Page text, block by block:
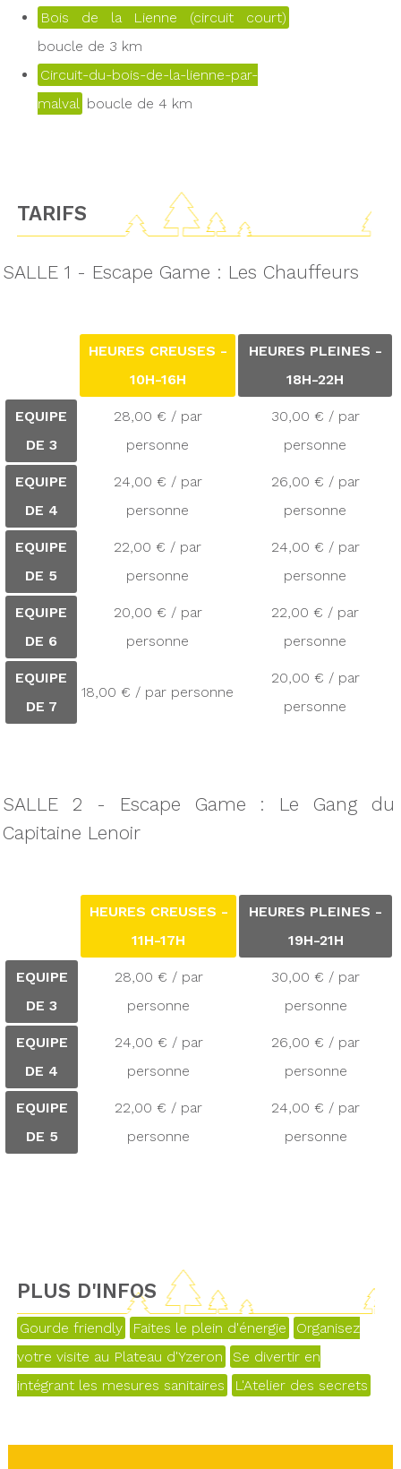
Bois de la Lienne (circuit court)
boucle de 3 km
Circuit-du-bois-de-la-lienne-par-
malval boucle de 4 km
TARIFS
SALLE 1 - Escape Game : Les Chauffeurs
HEURES CREUSES -
10H-16H
HEURES PLEINES -
18H-22H
EQUIPE
DE 3
28,00 € / par
personne
30,00 € / par
personne
EQUIPE
DE 4
24,00 € / par
personne
26,00 € / par
personne
EQUIPE
DE 5
22,00 € / par
personne
24,00 € / par
personne
EQUIPE
DE 6
20,00 € / par
personne
22,00 € / par
personne
EQUIPE
DE 7
18,00 € / par personne
20,00 € / par
personne
SALLE 2 - Escape Game : Le Gang du
Capitaine Lenoir
HEURES CREUSES -
11H-17H
HEURES PLEINES -
19H-21H
EQUIPE
DE 3
28,00 € / par
personne
30,00 € / par
personne
EQUIPE
DE 4
24,00 € / par
personne
26,00 € / par
personne
EQUIPE
DE 5
22,00 € / par
personne
24,00 € / par
personne
PLUS D'INFOS
Gourde friendly Faites le plein d'énergie
Organisez
votre visite au Plateau d'Yzeron
Se divertir en
intégrant les mesures sanitaires
L'Atelier des secrets